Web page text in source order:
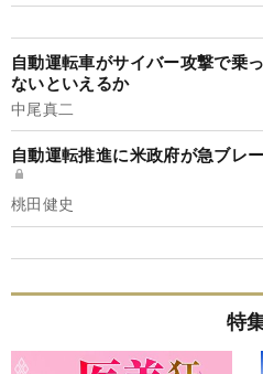
自動運転車がサイバー攻撃で乗
ないといえるか
中尾真二
自動運転推進に米政府が急ブレ
桃田健史
特